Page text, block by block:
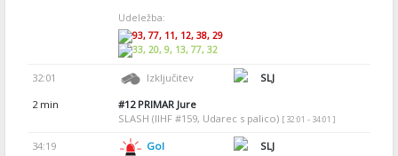
Udeležba:
93, 77, 11, 12, 38, 29
33, 20, 9, 13, 77, 32
32:01 Izključitev
SLJ
2 min
#12PRIMAR Jure
SLASH (IIHF #159, Udarec s palico) [ 32:01 - 34:01 ]
34:19 Gol
SLJ